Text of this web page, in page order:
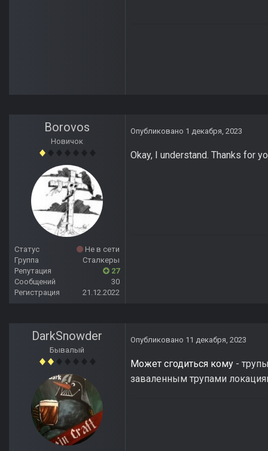
Borovos
Новичок
Статус
Не в сети
Группа
Сталкеры
Репутация
27
Сообщений
30
Регистрация
21.12.2022
Опубликовано 1 декабря, 2023
Okay, I understand. Thanks for
DarkSnowder
Бывалый
Опубликовано 11 декабря, 2023
Может сгодиться кому -
заваленным трупами